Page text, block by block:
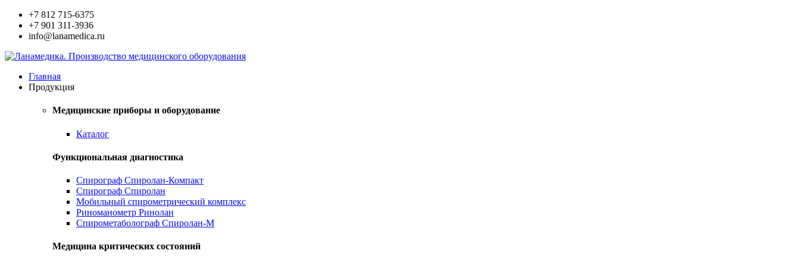
+7 812 715-6375
+7 901 311-3936
info@lanamedica.ru
Главная
Продукция
Медицинские приборы и оборудование
Каталог
Функциональная диагностика
Спирограф Спиролан-Компакт
Спирограф Спиролан
Мобильный спирометрический комплекс
Риноманометр Ринолан
Спирометаболограф Спиролан-М
Медицина критических состояний